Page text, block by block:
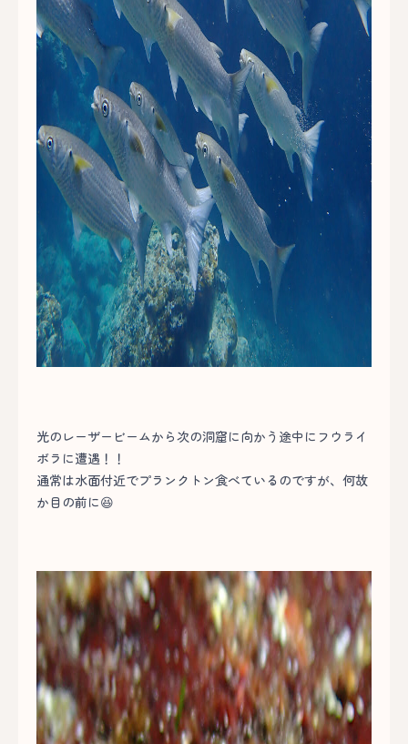
光のレーザービームから次の洞窟に向かう途中にフウライ
ボラに遭遇！！
通常は水面付近でプランクトン食べているのですが、何故
か目の前に😆